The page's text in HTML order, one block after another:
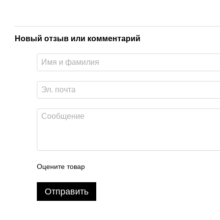
Новый отзыв или комментарий
Оцените товар
Отправить